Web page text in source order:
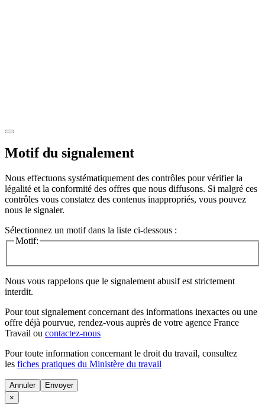
Motif du signalement
Nous effectuons systématiquement des contrôles pour vérifier la
légalité et la conformité des offres que nous diffusons. Si malgré ces
contrôles vous constatez des contenus inappropriés, vous pouvez
nous le signaler.
Sélectionnez un motif dans la liste ci-dessous :
Motif:
Nous vous rappelons que le signalement abusif est strictement
interdit.
Pour tout signalement concernant des informations inexactes ou une
offre déjà pourvue, rendez-vous auprès de votre agence France
Travail ou contactez-nous
Pour toute information concernant le droit du travail, consultez
les fiches pratiques du Ministère du travail
Annuler
×